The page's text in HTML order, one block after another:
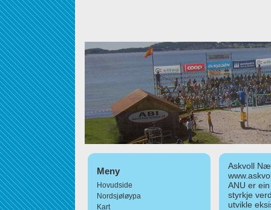
Meny
Hovudside
Nordsjøløypa
Kart
Askvoll
ANU er
styrkje
utvikle